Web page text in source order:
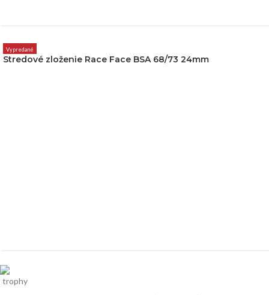
Vypredané
Stredové zloženie Race Face BSA 68/73 24mm